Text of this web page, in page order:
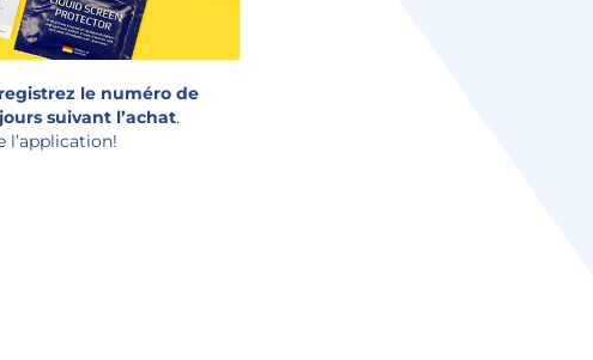
le numéro de
suivant l’achat.